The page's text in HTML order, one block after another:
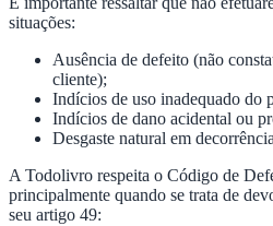
situações:
Ausência de defeito (não
cliente);
Indícios de uso inadequado do
Indícios de dano acidental ou
Desgaste natural em
A Todolivro respeita o Código de
principalmente quando se trata de
seu artigo 49: